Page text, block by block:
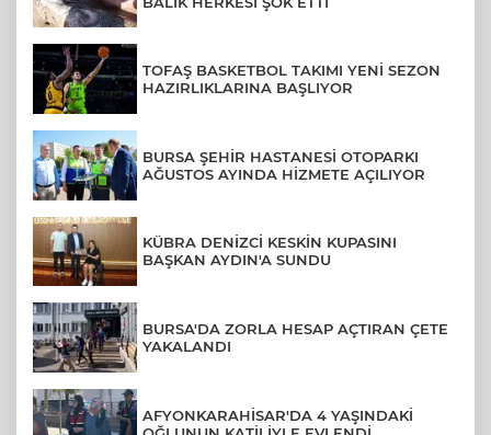
TOFAŞ BASKETBOL TAKIMI YENİ SEZON
HAZIRLIKLARINA BAŞLIYOR
BURSA ŞEHİR HASTANESİ OTOPARKI
AĞUSTOS AYINDA HİZMETE AÇILIYOR
KÜBRA DENİZCİ KESKİN KUPASINI
BAŞKAN AYDIN'A SUNDU
BURSA'DA ZORLA HESAP AÇTIRAN ÇETE
YAKALANDI
AFYONKARAHİSAR'DA 4 YAŞINDAKİ